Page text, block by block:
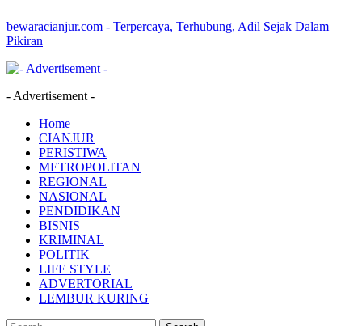
bewaracianjur.com - Terpercaya, Terhubung, Adil Sejak Dalam
Pikiran
- Advertisement -
Home
CIANJUR
PERISTIWA
METROPOLITAN
REGIONAL
NASIONAL
PENDIDIKAN
BISNIS
KRIMINAL
POLITIK
LIFE STYLE
ADVERTORIAL
LEMBUR KURING